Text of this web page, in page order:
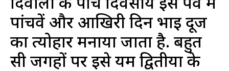
दिवाली के पांच दिवसीय इस पर्व में
पांचवें और आखिरी दिन भाई दूज
का त्योहार मनाया जाता है. बहुत
सी जगहों पर इसे यम द्वितीया के